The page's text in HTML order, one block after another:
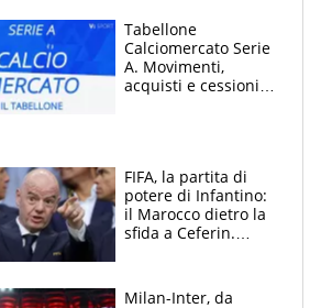
Tabellone
Calciomercato Serie
A. Movimenti,
acquisti e cessioni:
FIFA, la partita di
potere di Infantino:
il Marocco dietro la
sfida a Ceferin.
squadre, l’ira di Figo
Milan-Inter, da